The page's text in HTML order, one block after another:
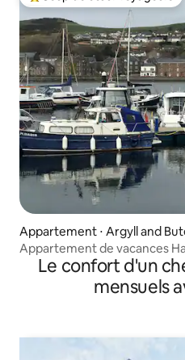
Coups de cœur voyageurs les
Appartement ⋅ Argyll and
Appartement de vacances
Campbeltown
Le confort d'un
mensuels